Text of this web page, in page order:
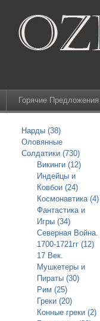
Горячие Предложения
Нарды (38)
Оловянные
Солдатики (730)
Викинги (12)
Индейцы и
Ковбои (24)
Космонавтика (4)
Фантастика и
Игры (34)
Северная Война.
1700-1721гг (12)
17 Век.
Мушкетеры и
Пираты (30)
Рим (25)
Греки (20)
Конные греки (2)